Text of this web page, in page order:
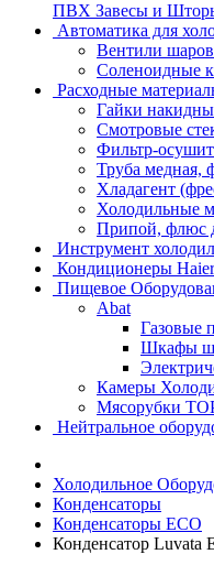
ПВХ Завесы и
Автоматика для
Вентили
Соленоидные
Расходные
Гайки
Смотровые
Фильтр-
Труба медная,
Хладагент
Холодильные
Припой, флюс
Инструмент
Кондиционеры Haier
Пищевое
Abat
Газовые
Шкафы
Камеры
Мясорубки
Нейтральное
Холодильное
Конденсаторы
Конденсаторы ECO
Конденсатор Luvata